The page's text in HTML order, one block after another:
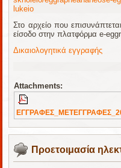
lukeio
Στο αρχείο που
είσοδο στην πλατφόρμα e-
Δικαιολογητικά εγγραφής
Attachments:
Προετοιμασία